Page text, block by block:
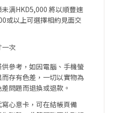
满HKD5,000 將以順豐速
或以上可選擇相約見面交
一次
參考，如因電腦、手機螢
存有色差，一切以實物為
問題而退換或退款。
心意卡，可在結帳頁備